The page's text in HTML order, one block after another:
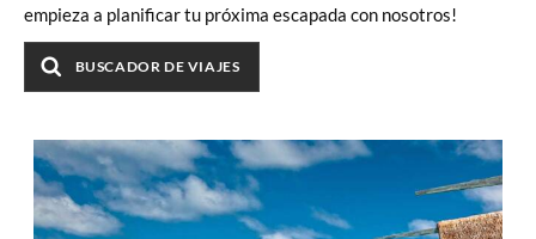
empieza a planificar tu próxima escapada con nosotros!
BUSCADOR DE VIAJES